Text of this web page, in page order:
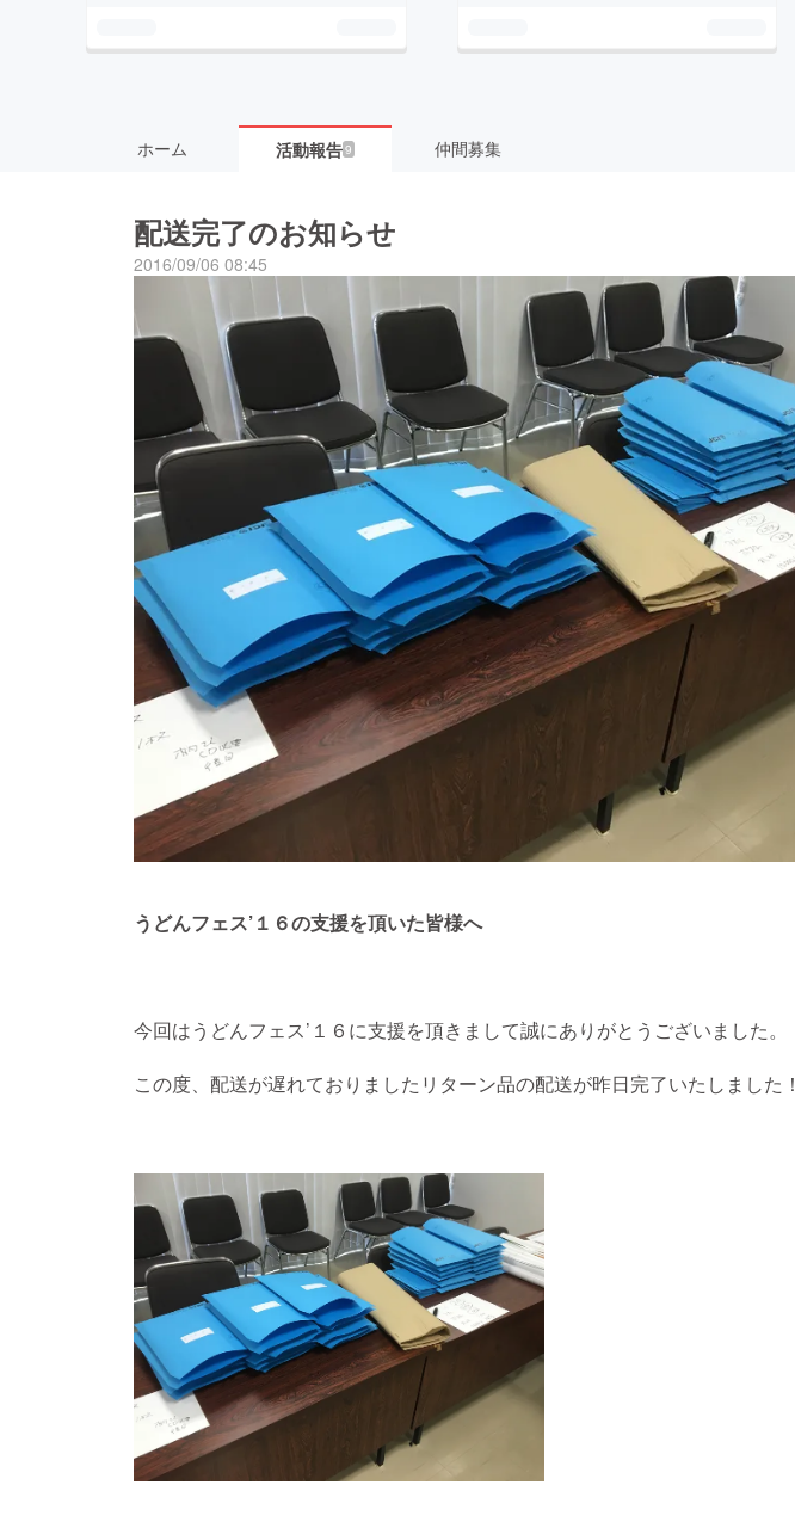
ホーム 活動報告9 仲間募集
配送完了のお知らせ
2016/09/06 08:45
うどんフェス’１６の支援を頂いた皆様へ
今回はうどんフェス’１６に支援を頂きまして誠にありがとうございました。
この度、配送が遅れておりましたリターン品の配送が昨日完了いたしました！